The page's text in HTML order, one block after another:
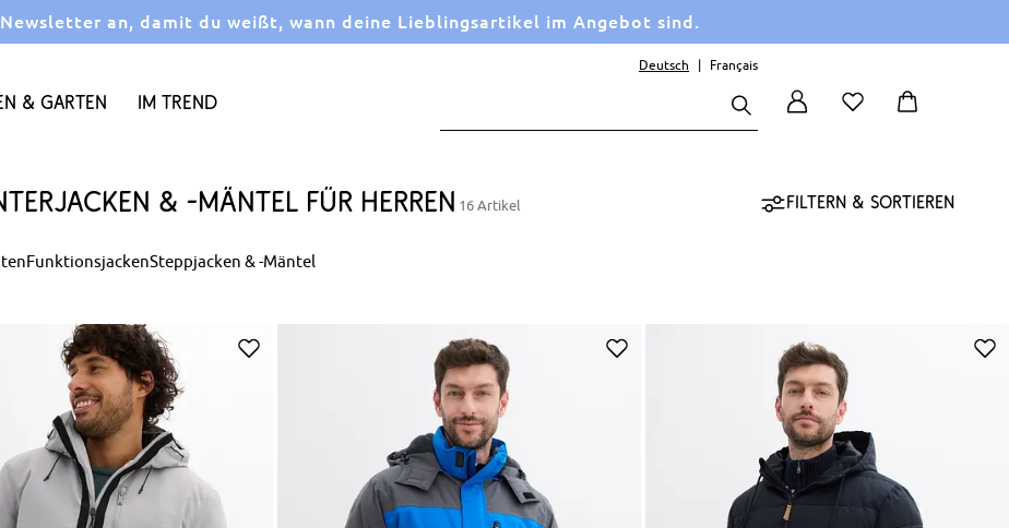
an, damit du weißt, wann deine Lieblingsartikel im Angebot sind.
& Garten Im Trend
Deutsch Français
& -Mäntel für Herren 16 Artikel Filtern & sortieren
FunktionsjackenSteppjacken & -Mäntel